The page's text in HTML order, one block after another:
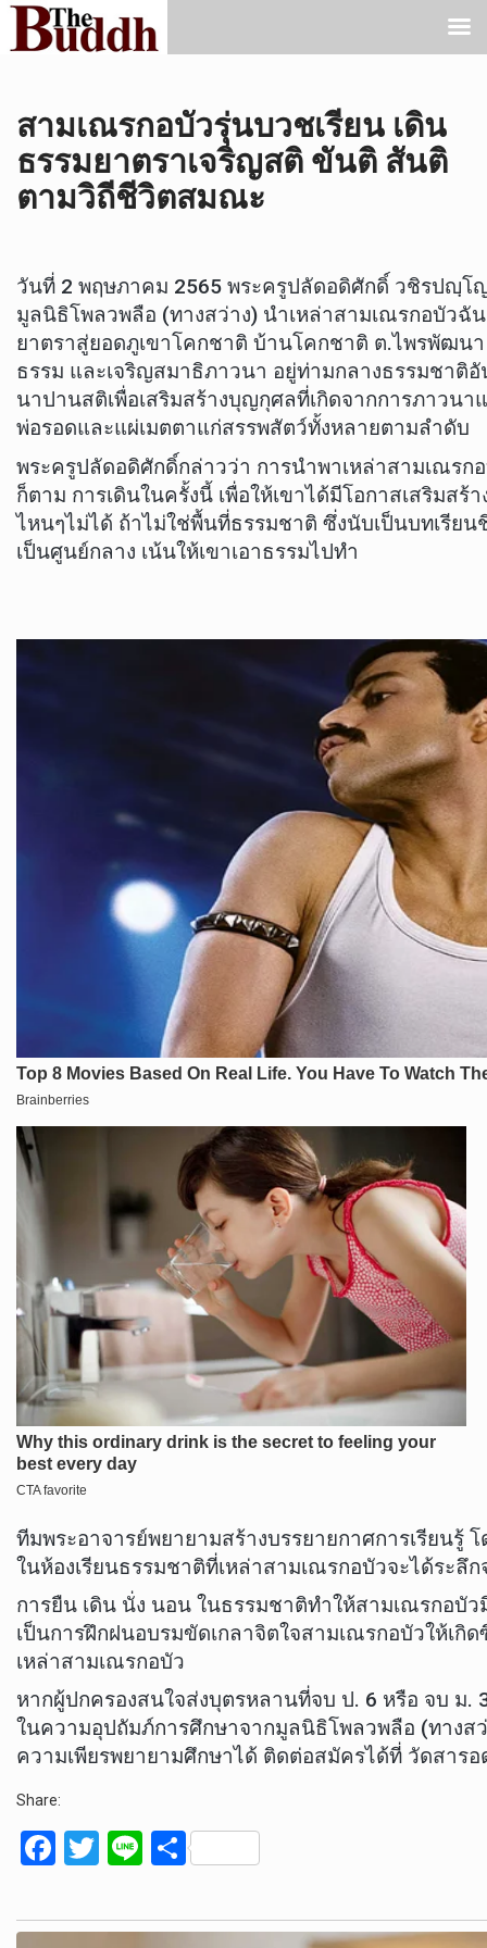
สามเณรกอบัวรุ่นบวชเรียน เดิน
ธรรมยาตราเจริญสติ ขันติ สันติ
ตามวิถีชีวิตสมณะ
วันที่ 2 พฤษภาคม 2565 พระครูปลัดอดิศักดิ์ วชิรปญฺโ
มูลนิธิโพลวพลือ (ทางสว่าง) นำเหล่าสามเณรกอบัว
ยาตราสู่ยอดภูเขาโคกชาติ บ้านโคกชาติ ต.ไพรพัฒน
ธรรม และเจริญสมาธิภาวนา อยู่ท่ามกลางธรรมชา
นาปานสติเพื่อเสริมสร้างบุญกุศลที่เกิดจากการภาวน
พ่อรอดและแผ่เมตตาแก่สรรพสัตว์ทั้งหลายตามลำดับ
พระครูปลัดอดิศักดิ์กล่าวว่า การนำพาเหล่าสามเณรก
ก็ตาม การเดินในครั้งนี้ เพื่อให้เขาได้มีโอกาสเสริม
ไหนๆไม่ได้ ถ้าไม่ใช่พื้นที่ธรรมชาติ ซึ่งนับเป็นบทเรีย
เป็นศูนย์กลาง เน้นให้เขาเอาธรรมไปทำ
ทีมพระอาจารย์พยายามสร้างบรรยายกาศการเรียนรู้
ในห้องเรียนธรรมชาติที่เหล่าสามเณรกอบัวจะได้ระ
การยืน เดิน นั่ง นอน ในธรรมชาติทำให้สามเณรกอ
เป็นการฝึกฝนอบรมขัดเกลาจิตใจสามเณรกอบัวให้เ
เหล่าสามเณรกอบัว
หากผู้ปกครองสนใจส่งบุตรหลานที่จบ ป. 6 หรือ จบ ม.
ในความอุปถัมภ์การศึกษาจากมูลนิธิโพลวพลือ (ทางส
ความเพียรพยายามศึกษาได้ ติดต่อสมัครได้ที่ วัดสาร
Share:
F
ce
T
tt
Li
e
S
ar